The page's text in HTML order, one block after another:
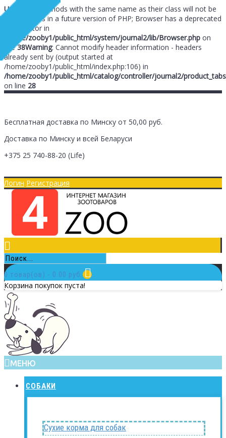
Unknown
: Methods with the same name as their class will not be
constructors in a future version of PHP; Browser has a deprecated
constructor in
/home/zooby1/public_html/system/journal2/lib/Browser.php on
line38Warning: Cannot modify header information - headers
already sent by (output started at
/home/zooby1/public_html/index.php:106) in
/home/zooby1/public_html/catalog/controller/journal2/
on line 28
Бесплатная доставка по Минску от 50,00 руб.
Доставка по Минску и всей Беларуси
+375 25 740-88-20 (Life)
Логин Регистрация
0 товар(ов) - 0.00 руб.
Корзина покупок пуста!
МЕНЮ
СОБАКИ
Сухие корма для собак